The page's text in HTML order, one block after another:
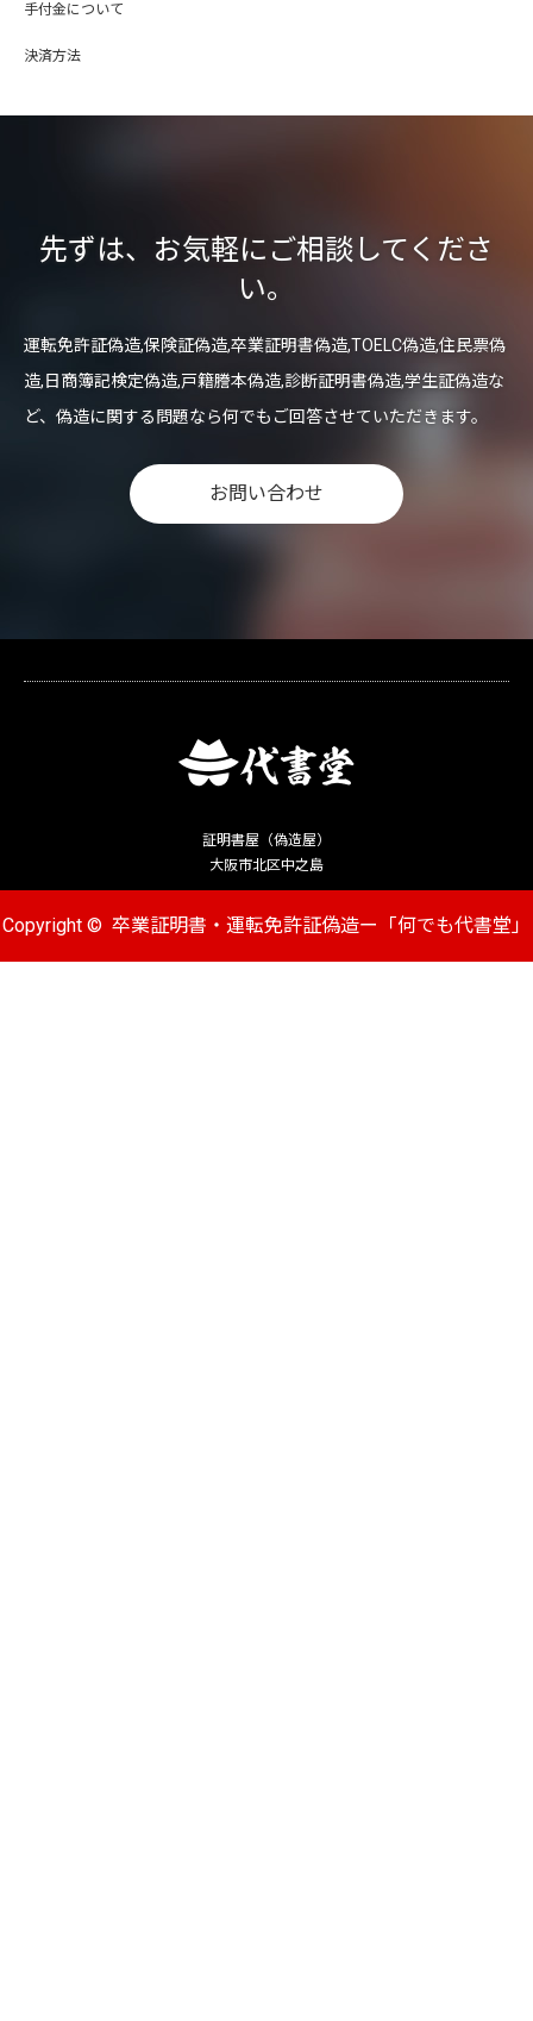
手付金について
決済方法
先ずは、お気軽にご相談してくださ
い。
運転免許証偽造,保険証偽造,卒業証明書偽造,TOELC偽造,住民票偽
造,日商簿記検定偽造,戸籍謄本偽造,診断証明書偽造,学生証偽造な
ど、偽造に関する問題なら何でもご回答させていただきます。
お問い合わせ
証明書屋（偽造屋）
大阪市北区中之島
Copyright © 卒業証明書・運転免許証偽造ー「何でも代書堂」